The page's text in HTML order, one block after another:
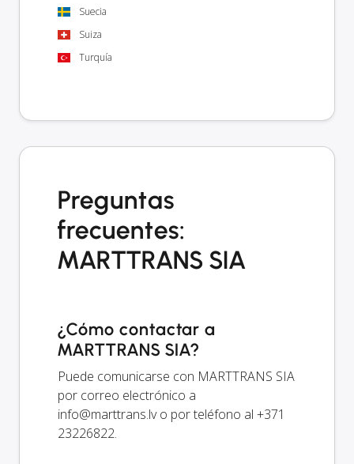
Suecia
Suiza
Turquía
Preguntas
frecuentes:
MARTTRANS SIA
¿Cómo contactar a
MARTTRANS SIA?
Puede comunicarse con MARTTRANS SIA
por correo electrónico a
info@marttrans.lvo por teléfono al +371
23226822.